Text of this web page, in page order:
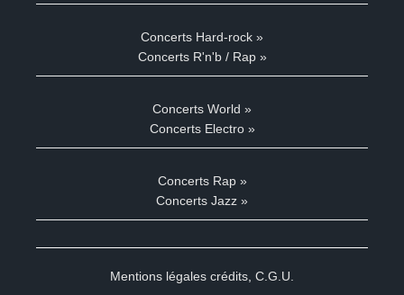
Concerts Hard-rock »
Concerts R'n'b / Rap »
Concerts World »
Concerts Electro »
Concerts Rap »
Concerts Jazz »
Mentions légales crédits C.G.U.